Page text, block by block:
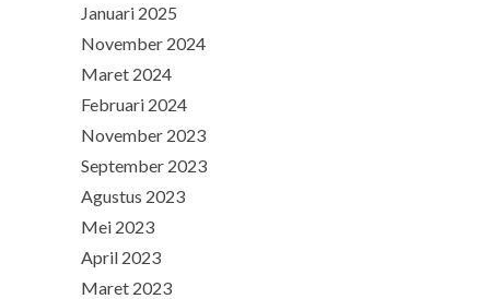
Januari 2025
November 2024
Maret 2024
Februari 2024
November 2023
September 2023
Agustus 2023
Mei 2023
April 2023
Maret 2023